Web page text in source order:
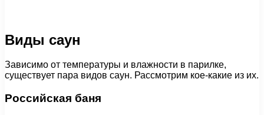
Виды саун
Зависимо от температуры и влажности в парилке,
существует пара видов саун. Рассмотрим кое-какие из их.
Российская баня